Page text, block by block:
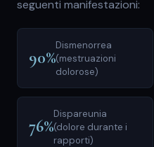
seguenti manifestazioni:
90%
Dismenorrea
(mestruazioni
dolorose)
76%
Dispareunia
(dolore durante i
rapporti)